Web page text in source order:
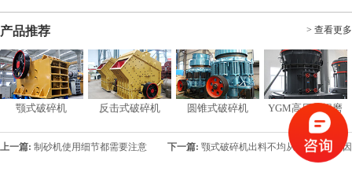
产品推荐 > 查看更多
颚式破碎机 反击式破碎机 圆锥式破碎机
YGM高压悬辊磨
粉机
上一篇: 制砂机使用细节都需要注意 下一篇: 颚式破碎机出料不均从这几点找原因